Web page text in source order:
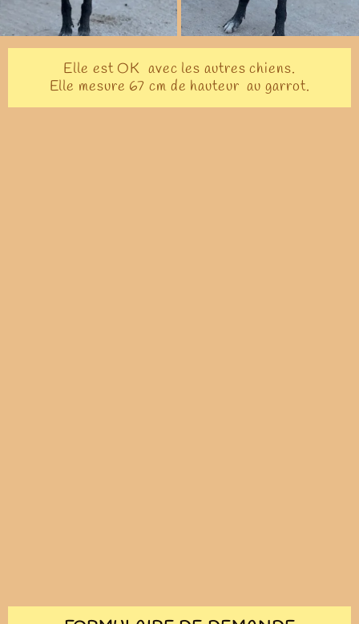
Elle est OK avec les autres chiens.
Elle mesure 67 cm de hauteur au garrot.